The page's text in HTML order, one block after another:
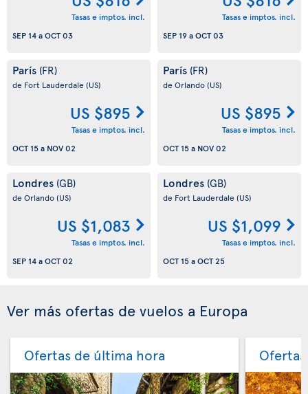
Tasas e imptos. incl.
SEP 14aOCT 03
Tasas e imptos. incl.
SEP 19aOCT 03
París (FR)
de Fort Lauderdale (US)
US $895
Tasas e imptos. incl.
OCT 15a NOV 02
París (FR)
de Orlando(US)
US $895
Tasas e imptos. incl.
OCT 15a NOV 02
Londres (GB)
de Orlando(US)
US $1,083
Tasas e imptos. incl.
SEP 14aOCT 02
Londres (GB)
de Fort Lauderdale (US)
US $1,099
Tasas e imptos. incl.
OCT 15aOCT 25
Ver más ofertas de vuelos a Europa
Ofertas de última hora